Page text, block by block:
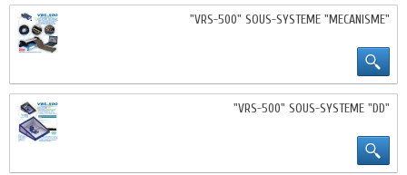
"VRS-500" SOUS-SYSTEME "MECANISME"
"VRS-500" SOUS-SYSTEME "DD"